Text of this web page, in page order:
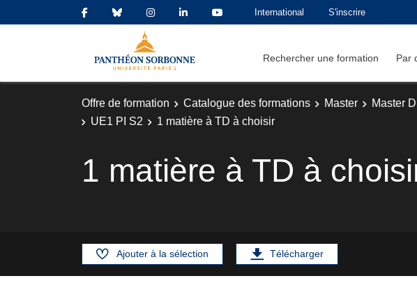
International S'inscrire
Rechercher une formation Par
Offre de formation Catalogue des formations Master Master
UE1 PI S2
1 matière à TD à choisir
1 matière à TD à
Ajouter à la sélection Télécharger